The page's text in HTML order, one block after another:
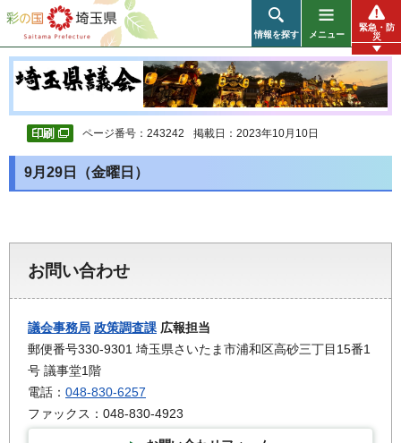
彩の国 埼玉県
情報を探す メニュー
緊急・防
災
ページ番号：243242 掲載日：2023年10月10日
9月29日（金曜日）
お問い合わせ
議会事務局 政策調査課 広報担当
郵便番号330-9301 埼玉県さいたま市浦和区高砂三丁目15番1
号 議事堂1階
電話： 048-830-6257
ファックス：048-830-4923